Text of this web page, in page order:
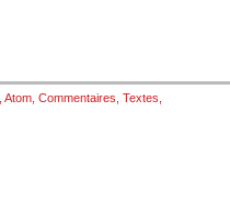
Atom Commentaires Textes